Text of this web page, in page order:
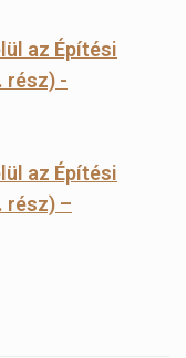
az Építési
rész) -
az Építési
rész) –